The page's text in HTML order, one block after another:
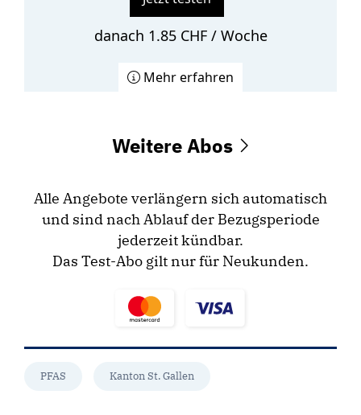
danach 1.85 CHF / Woche
Mehr erfahren
Weitere Abos
Alle Angebote verlängern sich automatisch
und sind nach Ablauf der Bezugsperiode
jederzeit kündbar.
Das Test-Abo gilt nur für Neukunden.
PFAS Kanton St. Gallen